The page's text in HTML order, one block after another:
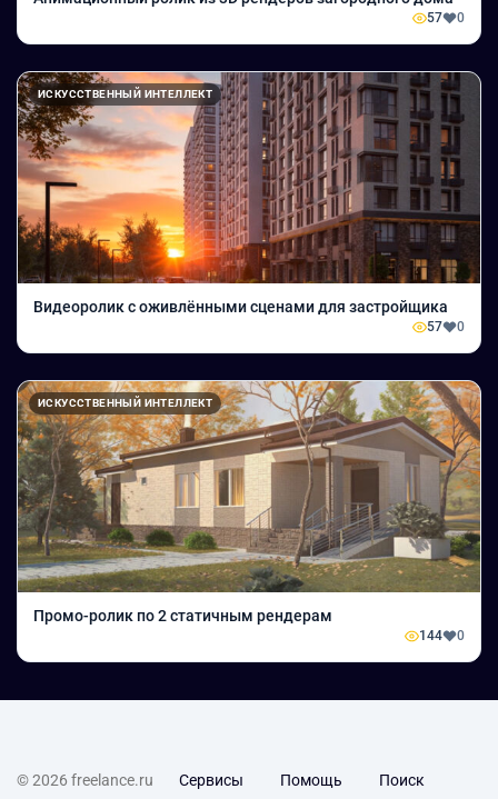
57 0
ИСКУССТВЕННЫЙ ИНТЕЛЛЕКТ
Видеоролик с оживлёнными сценами для застройщика
57 0
ИСКУССТВЕННЫЙ ИНТЕЛЛЕКТ
Промо-ролик по 2 статичным рендерам
144 0
© 2026 freelance.ru Сервисы Помощь Поиск